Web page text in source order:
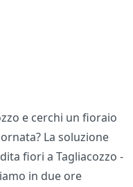
e cerchi un fioraio
La soluzione
fiori a Tagliacozzo -
in due ore